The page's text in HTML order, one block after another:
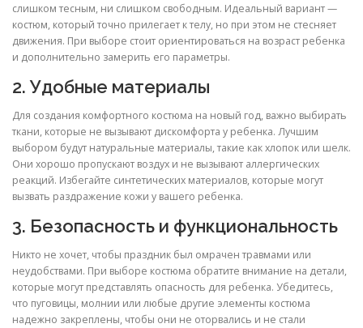
слишком тесным, ни слишком свободным. Идеальный вариант —
костюм, который точно прилегает к телу, но при этом не стесняет
движения. При выборе стоит ориентироваться на возраст ребенка
и дополнительно замерить его параметры.
2. Удобные материалы
Для создания комфортного костюма на новый год, важно выбирать
ткани, которые не вызывают дискомфорта у ребенка. Лучшим
выбором будут натуральные материалы, такие как хлопок или шелк.
Они хорошо пропускают воздух и не вызывают аллергических
реакций. Избегайте синтетических материалов, которые могут
вызвать раздражение кожи у вашего ребенка.
3. Безопасность и функциональность
Никто не хочет, чтобы праздник был омрачен травмами или
неудобствами. При выборе костюма обратите внимание на детали,
которые могут представлять опасность для ребенка. Убедитесь,
что пуговицы, молнии или любые другие элементы костюма
надежно закреплены, чтобы они не оторвались и не стали